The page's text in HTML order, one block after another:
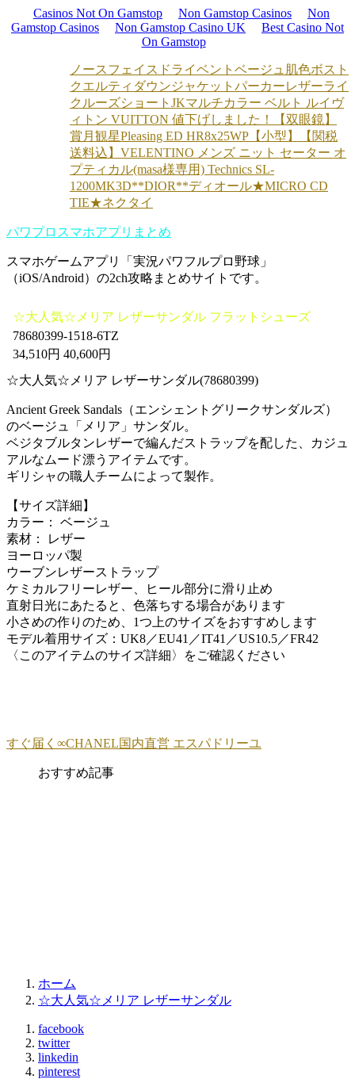
Casinos Not On Gamstop Non Gamstop Casinos
Non
Gamstop Casinos
Non Gamstop Casino UK
Best Casino Not
On Gamstop
ノースフェイスドライベントベージュ肌色ボスト
クエルティダウンジャケットパーカーレザーライ
クルーズショートJKマルチカラー ベルト ルイヴ
ィトン VUITTON 値下げしました！
【双眼鏡】
賞月観星Pleasing ED HR8x25WP【小型】
【関税
送料込】VELENTINO メンズ ニット セーター オ
プティカル(masa様専用) Technics SL-
1200MK3D**DIOR**ディオール★MICRO CD
TIE★ネクタイ
パワプロスマホアプリまとめ
スマホゲームアプリ「実況パワフルプロ野球」
（iOS/Android）の2ch攻略まとめサイトです。
☆大人気☆メリア レザーサンダル フラットシューズ
78680399-1518-6TZ
34,510円 40,600円
☆大人気☆メリア レザーサンダル(78680399)
Ancient Greek Sandals（エンシェントグリークサンダルズ）
のベージュ「メリア」サンダル。
ベジタブルタンレザーで編んだストラップを配した、カジュ
アルなムード漂うアイテムです。
ギリシャの職人チームによって製作。
【サイズ詳細】
カラー： ベージュ
素材： レザー
ヨーロッパ製
ウーブンレザーストラップ
ケミカルフリーレザー、ヒール部分に滑り止め
直射日光にあたると、色落ちする場合があります
小さめの作りのため、1つ上のサイズをおすすめします
モデル着用サイズ：UK8／EU41／IT41／US10.5／FR42
〈このアイテムのサイズ詳細〉をご確認ください
すぐ届く∞CHANEL国内直営 エスパドリーユ
おすすめ記事
ホーム
☆大人気☆メリア レザーサンダル
facebook
twitter
linkedin
pinterest